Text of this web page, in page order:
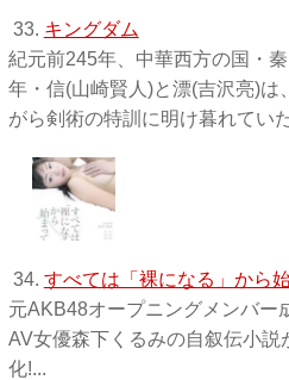
33. キングダム
紀元前245年、中華西方の国・
年・信(山崎賢人)と漂(吉沢亮)は
がら剣術の特訓に明け暮れてい
34. すべては「裸になる」から
元AKB48オープニングメンバー
AV女優森下くるみの自叙伝小説
化!...